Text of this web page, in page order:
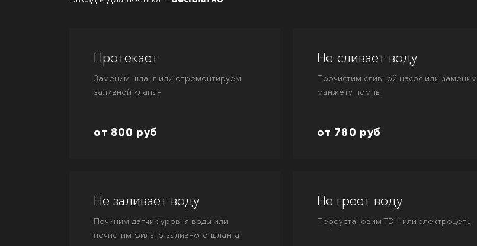
Протекает
Заменим шланг или отремонтируем
заливной клапан
от 800 руб
Не сливает воду
Прочистим сливной насос или заменим
манжету помпы
от 780 руб
Не заливает воду
Починим датчик уровня воды или
почистим фильтр заливного шланга
Не греет воду
Переустановим ТЭН или электроцепь